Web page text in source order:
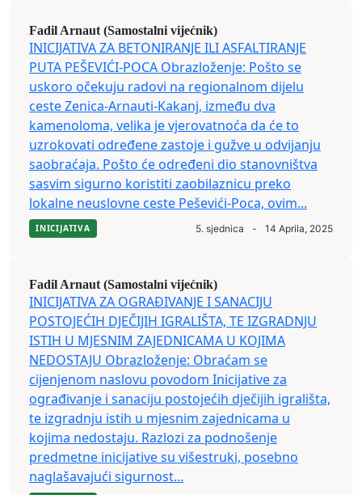
Fadil Arnaut (Samostalni vijećnik)
INICIJATIVA ZA BETONIRANJE ILI ASFALTIRANJE
PUTA PEŠEVIĆI-POCA Obrazloženje: Pošto se
uskoro očekuju radovi na regionalnom dijelu
ceste Zenica-Arnauti-Kakanj, između dva
kamenoloma, velika je vjerovatnoća da će to
uzrokovati određene zastoje i gužve u odvijanju
saobraćaja. Pošto će određeni dio stanovništva
sasvim sigurno koristiti zaobilaznicu preko
lokalne neuslovne ceste Peševići-Poca, ovim...
INICIJATIVA 5. sjednica - 14 Aprila, 2025
Fadil Arnaut (Samostalni vijećnik)
INICIJATIVA ZA OGRAĐIVANJE I SANACIJU
POSTOJEĆIH DJEČIJIH IGRALIŠTA, TE IZGRADNJU
ISTIH U MJESNIM ZAJEDNICAMA U KOJIMA
NEDOSTAJU Obrazloženje: Obraćam se
cijenjenom naslovu povodom Inicijative za
ograđivanje i sanaciju postojećih dječijih igrališta,
te izgradnju istih u mjesnim zajednicama u
kojima nedostaju. Razlozi za podnošenje
predmetne inicijative su višestruki, posebno
naglašavajući sigurnost...